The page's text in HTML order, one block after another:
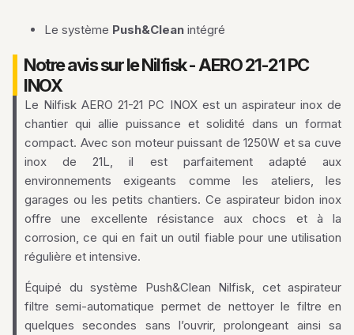
Le système Push&Clean intégré
Notre avis sur le Nilfisk - AERO 21-21 PC
INOX
Le Nilfisk AERO 21-21 PC INOX est un aspirateur inox de
chantier qui allie puissance et solidité dans un format
compact. Avec son moteur puissant de 1250W et sa cuve
inox de 21L, il est parfaitement adapté aux
environnements exigeants comme les ateliers, les
garages ou les petits chantiers. Ce aspirateur bidon inox
offre une excellente résistance aux chocs et à la
corrosion, ce qui en fait un outil fiable pour une utilisation
régulière et intensive.
Équipé du système Push&Clean Nilfisk, cet aspirateur
filtre semi-automatique permet de nettoyer le filtre en
quelques secondes sans l’ouvrir, prolongeant ainsi sa